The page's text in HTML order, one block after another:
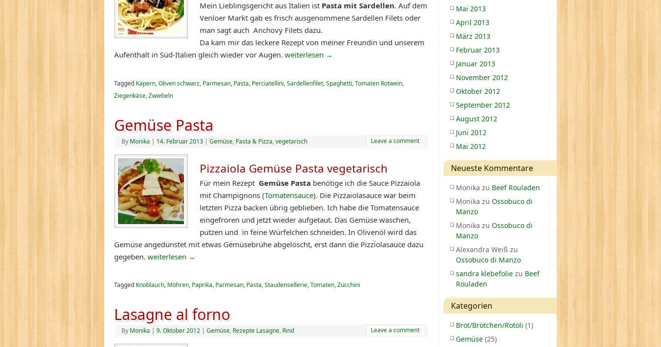
Mein Lieblingsgericht aus Italien ist Pasta mit Sardellen. Auf dem
Venloer Markt gab es frisch ausgenommene Sardellen Filets oder
man sagt auch Anchovy Filets dazu.
Da kam mir das leckere Rezept von meiner Freundin und unserem
Aufenthalt in Süd-Italien gleich wieder vor Augen. weiterlesen →
Tagged Kapern,Oliven schwarz, Parmesan, Pasta, Perciatellini,Sardellenfilet,Spaghetti,Tomaten Rotwein,
Ziegenkäse,Zwiebeln
Gemüse Pasta
By Monika | 14. Februar 2013 | Gemüse, Pasta & Pizza,vegetarisch Leave a comment
Pizzaiola Gemüse Pasta vegetarisch
Für mein Rezept Gemüse Pasta benötige ich die Sauce Pizzaiola
mit Champignons (Tomatensauce). Die Pizzaiolasauce war beim
letzten Pizza backen übrig geblieben. Ich habe die Tomatensauce
eingefroren und jetzt wieder aufgetaut. Das Gemüse waschen,
putzen und in feine Würfelchen schneiden. In Olivenöl wird das
Gemüse angedünstet mit etwas Gemüsebrühe abgelöscht, erst dann die Pizziolasauce dazu
gegeben. weiterlesen →
Tagged Knoblauch, Möhren, Paprika, Parmesan, Pasta,Staudensellerie,Tomaten,Zucchini
Lasagne al forno
By Monika | 9. Oktober 2012 | Gemüse, Rezepte Lasagne, Rind Leave a comment
Mai 2013
April 2013
März 2013
Februar 2013
Januar 2013
November 2012
Oktober 2012
September 2012
August 2012
Juni 2012
Mai 2012
Neueste Kommentare
Monika zu Beef Rouladen
Monika zu Ossobuco di
Manzo
Monika zu Ossobuco di
Manzo
Alexandra Weiß zu
Ossobuco di Manzo
sandra klebefolie zu Beef
Rouladen
Kategorien
Brot/Brötchen/Rotoli (1)
Gemüse (25)